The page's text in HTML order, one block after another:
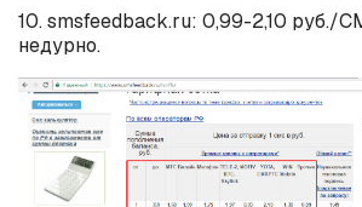
10. smsfeedback.ru: 0,99-2,10 руб./
недурно.